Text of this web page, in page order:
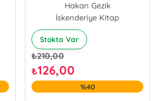
Hakan Gezik
İskenderiye Kitap
Stokta Var
₺210,00
₺126,00
%40